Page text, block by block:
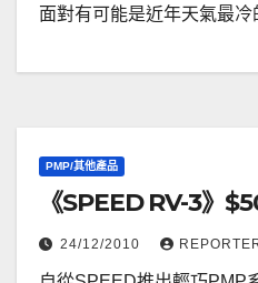
面對有可能是近年天氣最
PMP/其他產品
《SPEED RV-3》
24/12/2010